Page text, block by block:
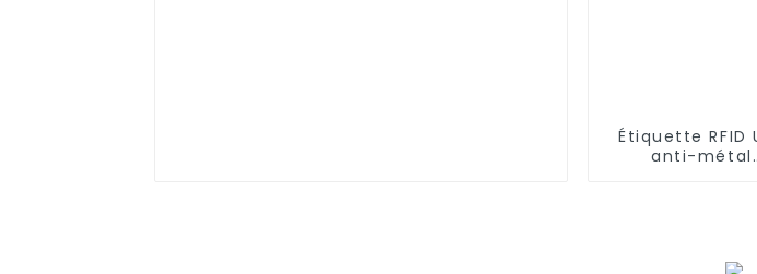
Étiquette RFID
anti-métal